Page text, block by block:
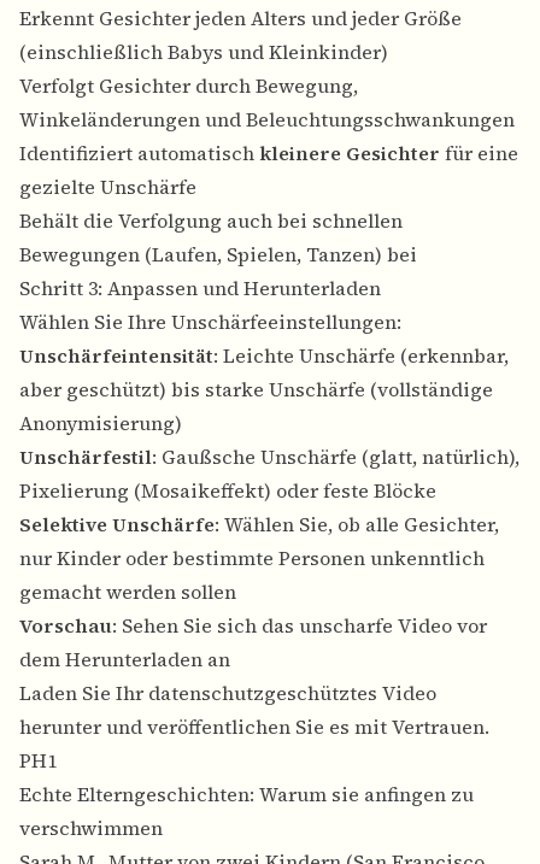
Erkennt Gesichter jeden Alters und jeder Größe
(einschließlich Babys und Kleinkinder)
Verfolgt Gesichter durch Bewegung,
Winkeländerungen und Beleuchtungsschwankungen
Identifiziert automatischkleinere Gesichter für eine
gezielte Unschärfe
Behält die Verfolgung auch bei schnellen
Bewegungen (Laufen, Spielen, Tanzen) bei
Schritt 3: Anpassen und Herunterladen
Wählen Sie Ihre Unschärfeeinstellungen:
Unschärfeintensität: Leichte Unschärfe (erkennbar,
aber geschützt) bis starke Unschärfe (vollständige
Anonymisierung)
Unschärfestil: Gaußsche Unschärfe (glatt, natürlich),
Pixelierung (Mosaikeffekt) oder feste Blöcke
Selektive Unschärfe: Wählen Sie, ob alle Gesichter,
nur Kinder oder bestimmte Personen unkenntlich
gemacht werden sollen
Vorschau: Sehen Sie sich das unscharfe Video vor
dem Herunterladen an
Laden Sie Ihr datenschutzgeschütztes Video
herunter und veröffentlichen Sie es mit Vertrauen.
PH1
Echte Elterngeschichten: Warum sie anfingen zu
verschwimmen